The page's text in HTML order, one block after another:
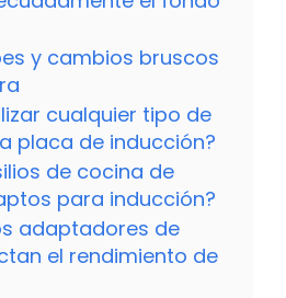
y cambios bruscos
cualquier tipo de
placa de inducción?
de cocina de
para inducción?
adaptadores de
el rendimiento de